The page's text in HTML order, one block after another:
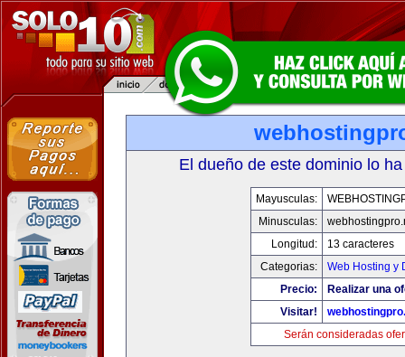
El dueño de este dominio lo
Mayusculas:
Minusculas:
Longitud:
13 caracteres
Categorias:
Web Hosting y
Precio:
Realizar una
Visitar!
Serán consideradas